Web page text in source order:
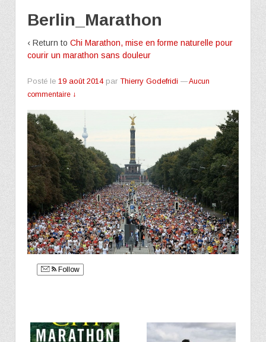
Berlin_Marathon
‹ Return to Chi Marathon, mise en forme naturelle pour
courir un marathon sans douleur
Posté le 19 août 2014par Thierry Godefridi —Aucun
commentaire ↓
Follow